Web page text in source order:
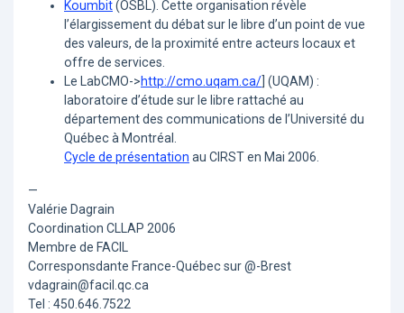
Koumbit(OSBL). Cette organisation révèle
l’élargissement du débat sur le libre d’un point de vue
des valeurs, de la proximité entre acteurs locaux et
offre de services.
Le LabCMO->http://cmo.uqam.ca/ ] (UQAM) :
laboratoire d’étude sur le libre rattaché au
département des communications de l’Université du
Québec à Montréal.
Cycle de présentation au CIRST en Mai 2006.
—
Valérie Dagrain
Coordination CLLAP 2006
Membre de FACIL
Corresponsdante France-Québec sur @-Brest
vdagrain@facil.qc.ca
Tel : 450.646.7522